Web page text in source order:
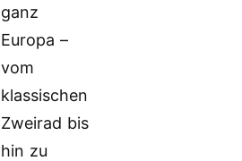
ganz
Europa –
vom
klassischen
Zweirad bis
hin zu